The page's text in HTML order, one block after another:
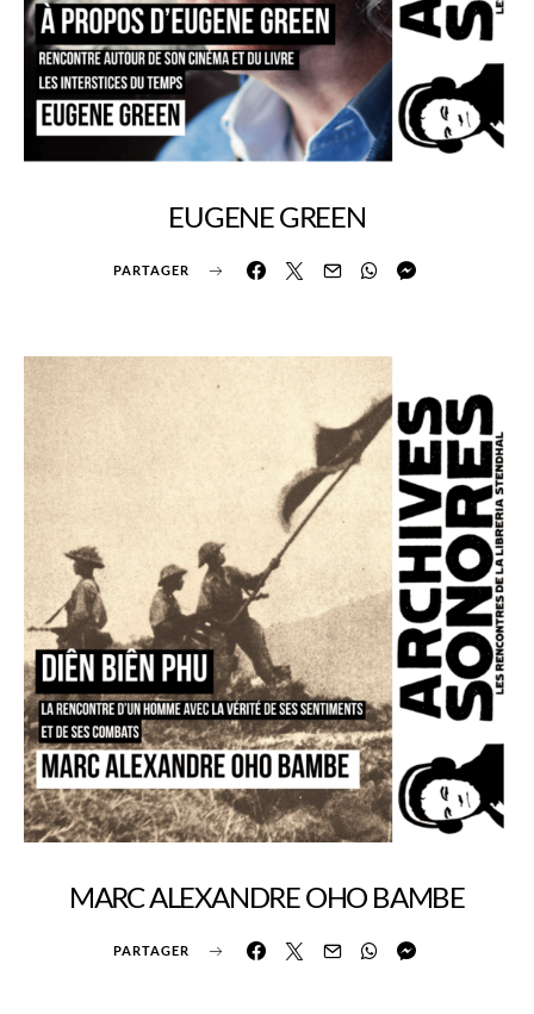
EUGENE GREEN
PARTAGER
MARC ALEXANDRE OHO BAMBE
PARTAGER